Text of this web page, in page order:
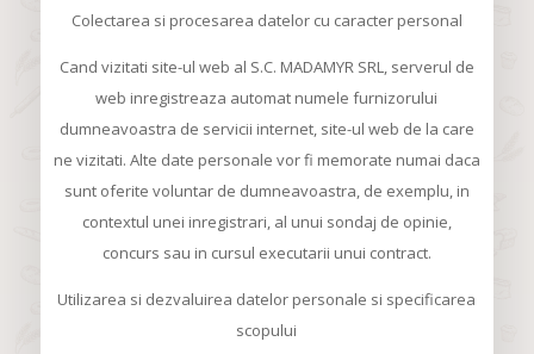
Colectarea si procesarea datelor cu caracter personal
Cand vizitati site-ul web al S.C. MADAMYR SRL, serverul de
web inregistreaza automat numele furnizorului
dumneavoastra de servicii internet, site-ul web de la care
ne vizitati. Alte date personale vor fi memorate numai daca
sunt oferite voluntar de dumneavoastra, de exemplu, in
contextul unei inregistrari, al unui sondaj de opinie,
concurs sau in cursul executarii unui contract.
Utilizarea si dezvaluirea datelor personale si specificarea
scopului